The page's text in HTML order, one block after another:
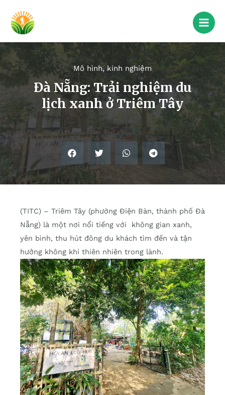
Mô hình, kinh nghiệm
Đà Nẵng: Trải nghiệm du
lịch xanh ở Triêm Tây
(TITC) – Triêm Tây (phường Điện Bàn, thành phố Đà
Nẵng) là một nơi nổi tiếng với không gian xanh,
yên bình, thu hút đông du khách tìm đến và tận
hưởng không khí thiên nhiên trong lành.